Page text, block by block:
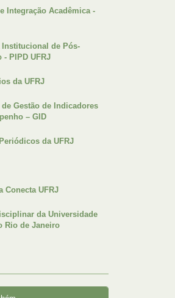
Integração Acadêmica -
Institucional de Pós-
- PIPD UFRJ
da UFRJ
Gestão de Indicadores
– GID
da UFRJ
Conecta UFRJ
da Universidade
Rio de Janeiro